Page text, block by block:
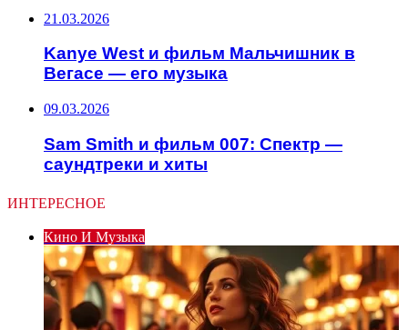
21.03.2026
Kanye West и фильм Мальчишник в
Вегасе — его музыка
09.03.2026
Sam Smith и фильм 007: Спектр —
саундтреки и хиты
ИНТЕРЕСНОЕ
Кино И Музыка